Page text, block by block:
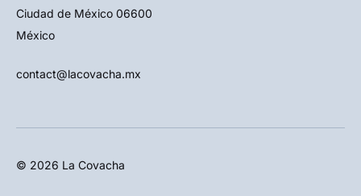
Ciudad de México 06600
México
contact@lacovacha.mx
© 2026 La Covacha